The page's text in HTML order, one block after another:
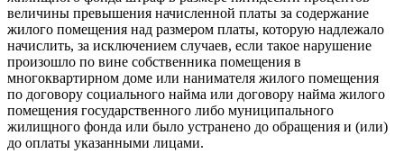
величины превышения начисленной платы за содержание
жилого помещения над размером платы, которую надлежало
начислить, за исключением случаев, если такое нарушение
произошло по вине собственника помещения в
многоквартирном доме или нанимателя жилого помещения
по договору социального найма или договору найма жилого
помещения государственного либо муниципального
жилищного фонда или было устранено до обращения и (или)
до оплаты указанными лицами.